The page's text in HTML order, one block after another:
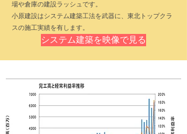
場や倉庫の建設ラッシュです。
​小原建設はシステム建築工法を武器に、東北トップクラ
スの施工実績を有します。
システム建築を映像で見る